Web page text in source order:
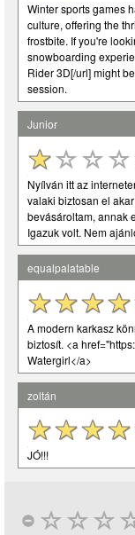
Winter sports games
culture, offering the
frostbite. If you're
snowboarding
Rider 3D[/url] might
session.
Junior
Nyílván itt az
valaki biztosan el
bevásároltam, annak
Igazuk volt. Nem
equalpalatable
A modern karkasz
biztosít. <a
Watergirl</a>
zoltán
JÓ!!!